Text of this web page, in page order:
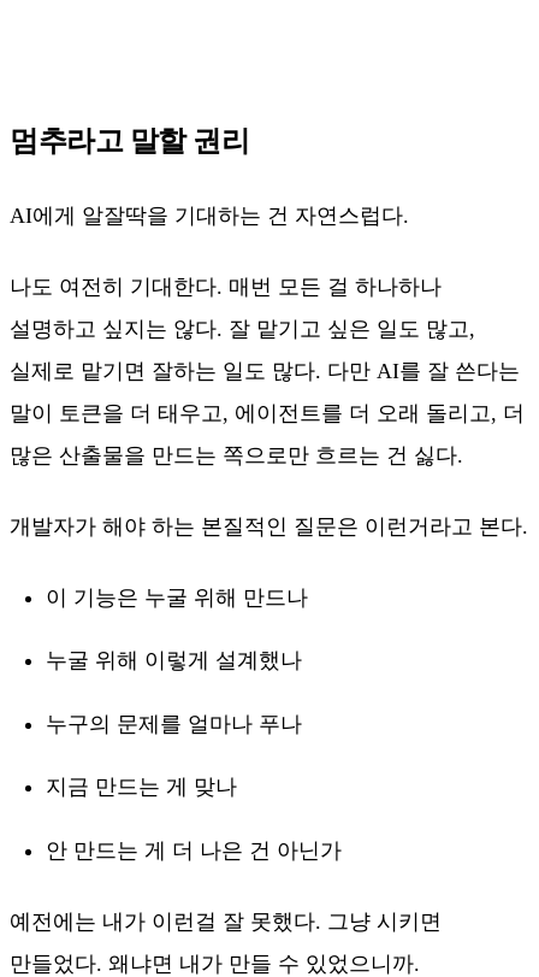
멈추라고 말할 권리
AI에게 알잘딱을 기대하는 건 자연스럽다.
나도 여전히 기대한다. 매번 모든 걸 하나하나
설명하고 싶지는 않다. 잘 맡기고 싶은 일도 많고,
실제로 맡기면 잘하는 일도 많다. 다만 AI를 잘 쓴다는
말이 토큰을 더 태우고, 에이전트를 더 오래 돌리고, 더
많은 산출물을 만드는 쪽으로만 흐르는 건 싫다.
개발자가 해야 하는 본질적인 질문은 이런거라고 본다.
이 기능은 누굴 위해 만드나
누굴 위해 이렇게 설계했나
누구의 문제를 얼마나 푸나
지금 만드는 게 맞나
안 만드는 게 더 나은 건 아닌가
예전에는 내가 이런걸 잘 못했다. 그냥 시키면
만들었다. 왜냐면 내가 만들 수 있었으니까.